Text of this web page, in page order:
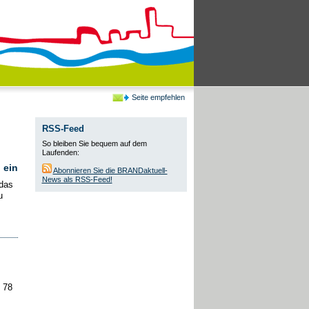
Seite empfehlen
ein
78
RSS-Feed
So bleiben Sie bequem auf dem
Laufenden:
Abonnieren Sie die BRANDaktuell-
News als RSS-Feed!